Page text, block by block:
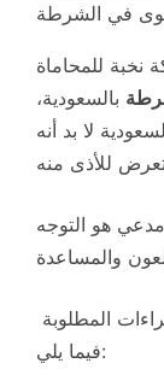
في الشرطة
نخبة للمحاماة
بالسعودية،
لا بد أنه
هو التوجه
فيما يلي: